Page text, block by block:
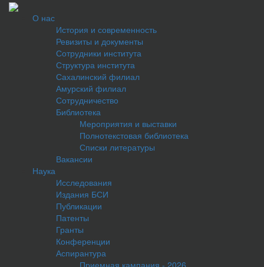
О нас
История и современность
Ревизиты и документы
Сотрудники института
Структура института
Сахалинский филиал
Амурский филиал
Сотрудничество
Библиотека
Мероприятия и выставки
Полнотекстовая библиотека
Списки литературы
Вакансии
Наука
Исследования
Издания БСИ
Публикации
Патенты
Гранты
Конференции
Аспирантура